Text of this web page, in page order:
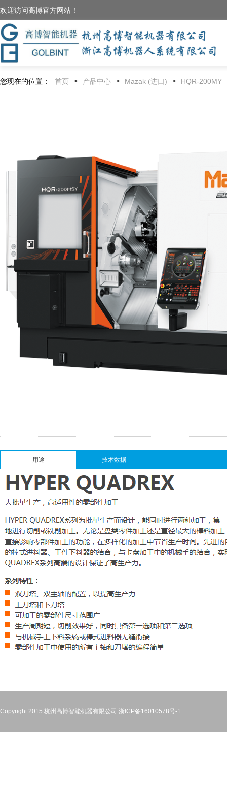
欢迎访问高博官方网站！
您现在的位置： 首页 > 产品中心 > Mazak (进口) > HQR-200MY
用途 技术数据
Copyright 2015 杭州高博智能机器有限公司 浙ICP备16010578号-1